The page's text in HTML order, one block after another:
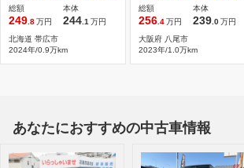
総額
249 .8万円
本体
244 .1 万円
北海道 帯広市
2024年/0.9万km
総額
256 .4万円
本体
239 .0万円
大阪府 八尾市
2023年/1.0万km
あなたにおすすめの中古車情報